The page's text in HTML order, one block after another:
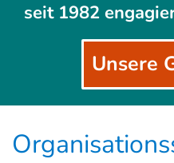
seit 1982
Unsere